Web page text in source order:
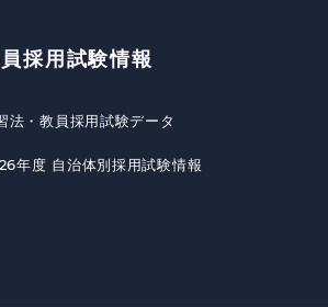
採用試験情報
法・教員採用試験データ
年度 自治体別採用試験情報